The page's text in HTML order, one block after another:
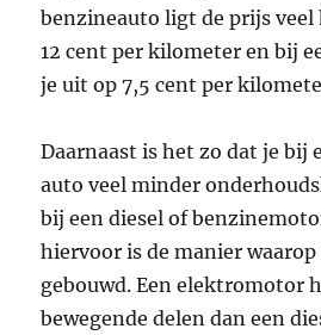
benzineauto ligt de prijs
12 cent per kilometer en bij
je uit op 7,5 cent per
Daarnaast is het zo dat je bij
auto veel minder
bij een diesel of
hiervoor is de manier
gebouwd. Een elektromotor
bewegende delen dan een